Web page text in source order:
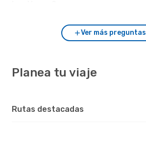
Ver más preguntas
Planea tu viaje
Rutas destacadas